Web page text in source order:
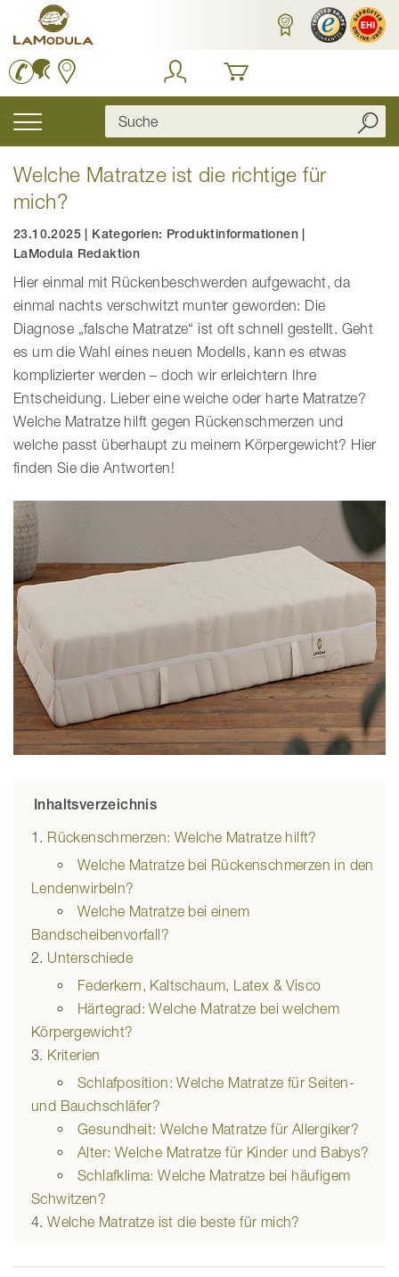
Inhalt
springen
Navigation
Welche Matratze ist die richtige für
mich?
23.10.2025 Kategorien: Produktinformationen
LaModula Redaktion
Hier einmal mit Rückenbeschwerden aufgewacht, da
einmal nachts verschwitzt munter geworden: Die
Diagnose „falsche Matratze“ ist oft schnell gestellt. Geht
es um die Wahl eines neuen Modells, kann es etwas
komplizierter werden – doch wir erleichtern Ihre
Entscheidung. Lieber eine weiche oder harte Matratze?
Welche Matratze hilft gegen Rückenschmerzen und
welche passt überhaupt zu meinem Körpergewicht? Hier
finden Sie die Antworten!
Inhaltsverzeichnis
Rückenschmerzen: Welche Matratze hilft?
Welche Matratze bei Rückenschmerzen in den
Lendenwirbeln?
Welche Matratze bei einem
Bandscheibenvorfall?
Unterschiede
Federkern, Kaltschaum, Latex & Visco
Härtegrad: Welche Matratze bei welchem
Körpergewicht?
Kriterien
Schlafposition: Welche Matratze für Seiten-
und Bauchschläfer?
Gesundheit: Welche Matratze für Allergiker?
Alter: Welche Matratze für Kinder und Babys?
Schlafklima: Welche Matratze bei häufigem
Schwitzen?
Welche Matratze ist die beste für mich?